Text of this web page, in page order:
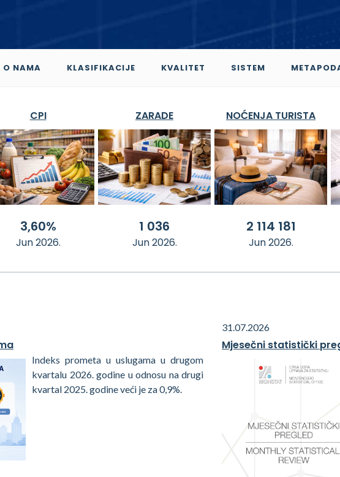
O NAMA KLASIFIKACIJE KVALITET SISTEM
CPI
3,60%
Jun 2026.
ZARADE
1 036
Jun 2026.
NOĆENJA TURISTA
2 114 181
Jun 2026.
Indeks prometa u uslugama u drugom
kvartalu 2026. godine u odnosu na drugi
kvartal 2025. godine veći je za 0,9%.
31.07.2026
Mjesečni statistički